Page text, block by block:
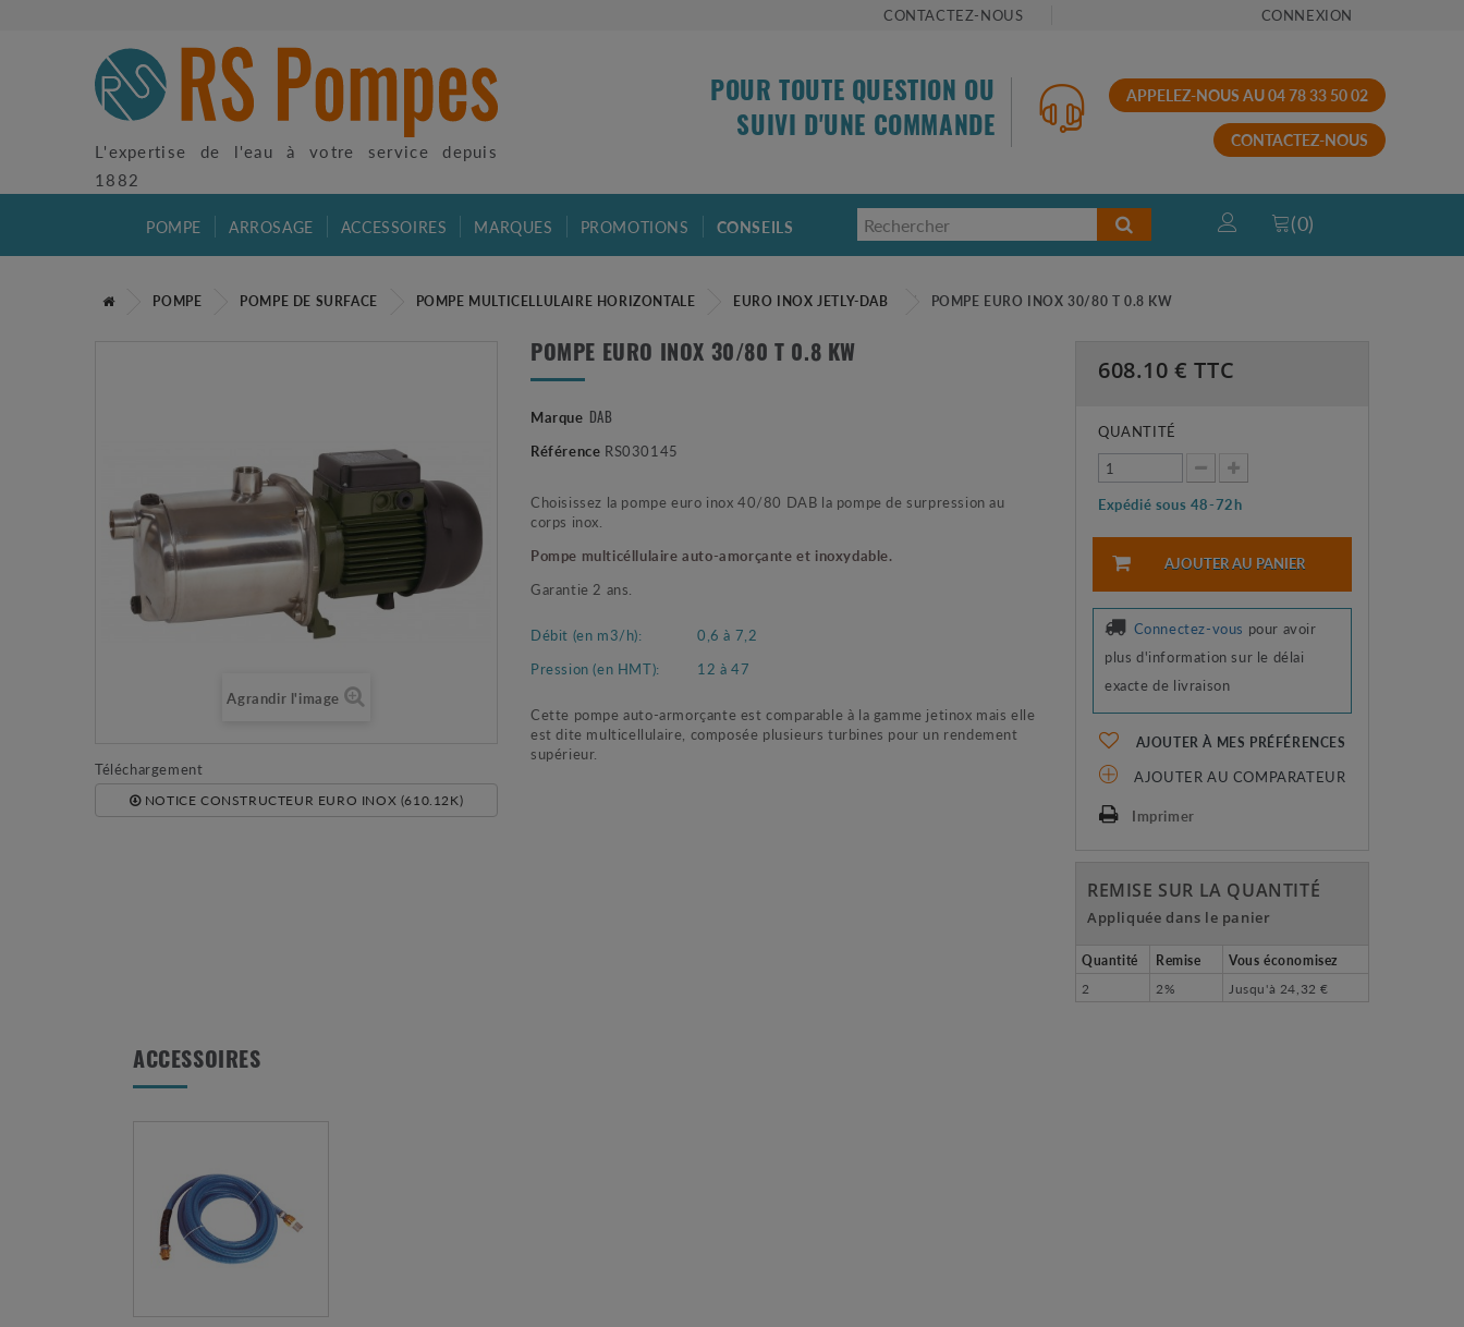
CONTACTEZ-NOUS CONNEXION
L'expertise de l'eau à votre service depuis
1882
POUR TOUTE QUESTION OU
SUIVI D'UNE COMMANDE
APPELEZ-NOUS AU 04 78 33 50 02
CONTACTEZ-NOUS
POMPE ARROSAGE ACCESSOIRES MARQUES PROMOTIONS CONSEILS (0)
POMPE POMPE DE SURFACE POMPE MULTICELLULAIRE HORIZONTALE EURO INOX JETLY-DAB POMPE EURO INOX 30/80 T 0.8 KW
Agrandir l'image
Téléchargement
NOTICE CONSTRUCTEUR EURO INOX (610.12K)
POMPE EURO INOX 30/80 T 0.8 KW
Marque DAB
Référence RS030145
Choisissez la pompe euro inox 40/80 DAB la pompe de surpression au
corps inox.
Pompe multicéllulaire auto-amorçante et inoxydable.
Garantie 2 ans.
Débit (en m3/h):
0,6 à 7,2
Pression (en HMT):
12 à 47
Cette pompe auto-armorçante est comparable à la gamme jetinox mais elle
est dite multicellulaire, composée plusieurs turbines pour un rendement
supérieur.
608.10 € TTC
QUANTITÉ
Expédié sous 48-72h
AJOUTER AU PANIER
Connectez-vous pour avoir
plus d'information sur le délai
exacte de livraison
AJOUTER À MES PRÉFÉRENCES
AJOUTER AU COMPARATEUR
Imprimer
REMISE SUR LA QUANTITÉ
Appliquée dans le panier
Quantité Remise
Vous économisez
2
2% Jusqu'à 24,32 €
ACCESSOIRES